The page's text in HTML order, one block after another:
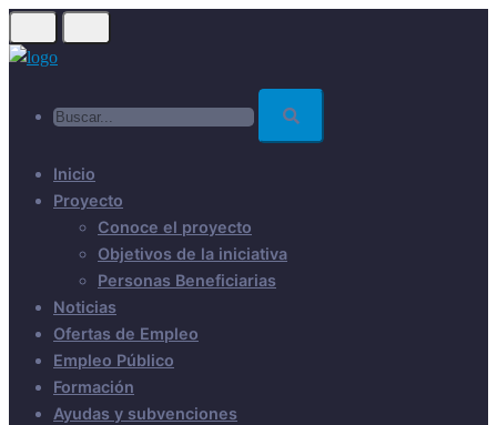
Skip
to
Inicio
Proyecto
Conoce el proyecto
Objetivos de la iniciativa
Personas Beneficiarias
Noticias
Ofertas de Empleo
Empleo Público
Formación
Ayudas y subvenciones